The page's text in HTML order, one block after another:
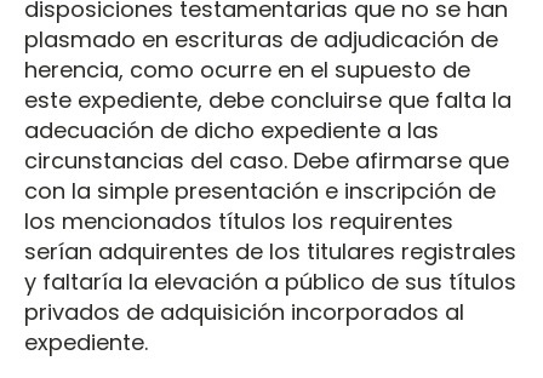
disposiciones testamentarias que no se han
plasmado en escrituras de adjudicación de
herencia, como ocurre en el supuesto de
este expediente, debe concluirse que falta la
adecuación de dicho expediente a las
circunstancias del caso. Debe afirmarse que
con la simple presentación e inscripción de
los mencionados títulos los requirentes
serían adquirentes de los titulares registrales
y faltaría la elevación a público de sus títulos
privados de adquisición incorporados al
expediente.